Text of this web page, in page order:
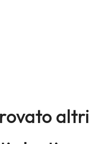
altri